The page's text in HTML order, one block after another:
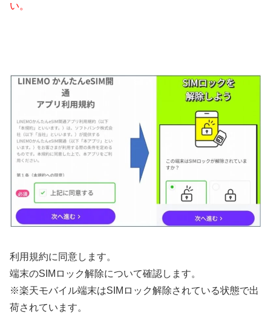
い。
利用規約に同意します。
端末のSIMロック解除について確認します。
※楽天モバイル端末はSIMロック解除されている状態で出
荷されています。